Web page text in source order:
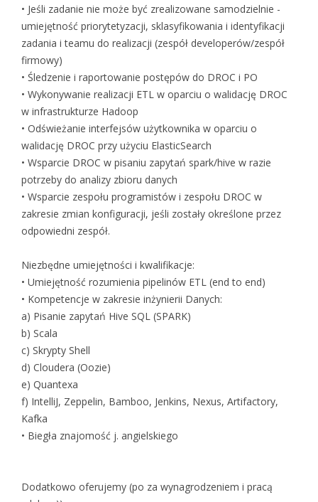
• Jeśli zadanie nie może być zrealizowane samodzielnie -
umiejętność priorytetyzacji, sklasyfikowania i identyfikacji
zadania i teamu do realizacji (zespół developerów/zespół
firmowy)
• Śledzenie i raportowanie postępów do DROC i PO
• Wykonywanie realizacji ETL w oparciu o walidację DROC
w infrastrukturze Hadoop
• Odświeżanie interfejsów użytkownika w oparciu o
walidację DROC przy użyciu ElasticSearch
• Wsparcie DROC w pisaniu zapytań spark/hive w razie
potrzeby do analizy zbioru danych
• Wsparcie zespołu programistów i zespołu DROC w
zakresie zmian konfiguracji, jeśli zostały określone przez
odpowiedni zespół.
Niezbędne umiejętności i kwalifikacje:
• Umiejętność rozumienia pipelinów ETL (end to end)
• Kompetencje w zakresie inżynierii Danych:
a) Pisanie zapytań Hive SQL (SPARK)
b) Scala
c) Skrypty Shell
d) Cloudera (Oozie)
e) Quantexa
f) IntelliJ, Zeppelin, Bamboo, Jenkins, Nexus, Artifactory,
Kafka
• Biegła znajomość j. angielskiego
Dodatkowo oferujemy (po za wynagrodzeniem i pracą